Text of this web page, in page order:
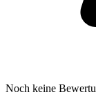
Noch keine